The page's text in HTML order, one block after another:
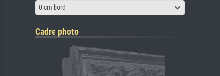
0 cm bord
Cadre photo